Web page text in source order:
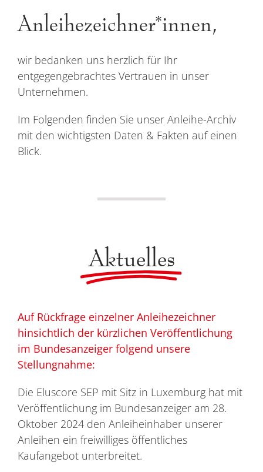
Anleihezeichner*innen,
wir bedanken uns herzlich für Ihr
entgegengebrachtes Vertrauen in unser
Unternehmen.
Im Folgenden finden Sie unser Anleihe-Archiv
mit den wichtigsten Daten & Fakten auf einen
Blick.
Aktuelles
Auf Rückfrage einzelner Anleihezeichner
hinsichtlich der kürzlichen Veröffentlichung
im Bundesanzeiger folgend unsere
Stellungnahme:
Die Eluscore SEP mit Sitz in Luxemburg hat mit
Veröffentlichung im Bundesanzeiger am 28.
Oktober 2024 den Anleiheinhaber unserer
Anleihen ein freiwilliges öffentliches
Kaufangebot unterbreitet.